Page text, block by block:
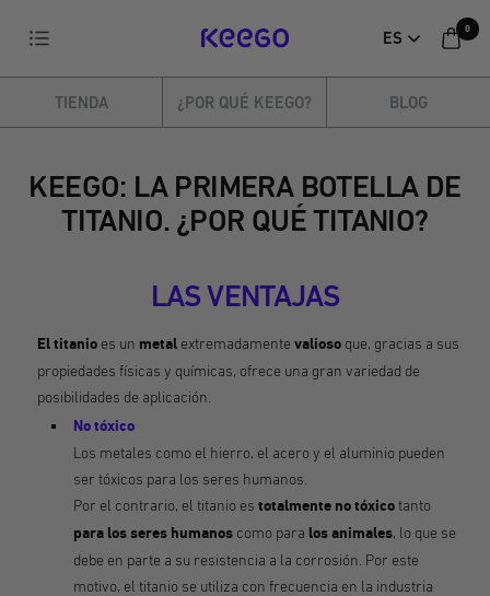
directamente
Navegación KEEGO ES
0
TIENDA ¿POR QUÉ KEEGO? BLOG
KEEGO: LA PRIMERA BOTELLA DE
TITANIO. ¿POR QUÉ TITANIO?
LAS VENTAJAS
El titanio es un metal extremadamente valioso que, gracias a sus
propiedades físicas y químicas, ofrece una gran variedad de
posibilidades de aplicación.
No tóxico
Los metales como el hierro, el acero y el aluminio pueden
ser tóxicos para los seres humanos.
Por el contrario, el titanio es totalmente no tóxicotanto
para los seres humanoscomo para los animales, lo que se
debe en parte a su resistencia a la corrosión. Por este
motivo, el titanio se utiliza con frecuencia en la industria